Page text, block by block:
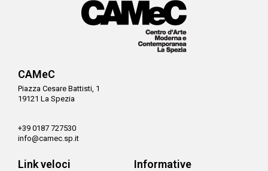
CAMeC
Piazza Cesare Battisti, 1
19121 La Spezia
+39 0187 727530
info@camec.sp.it
Link veloci Informative